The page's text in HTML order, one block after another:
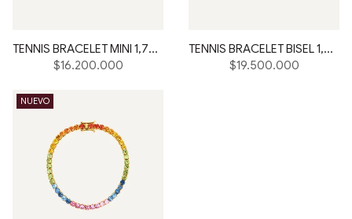
TENNIS BRACELET MINI 1,7MM 18K
Precio
$16.200.000
TENNIS BRACELET BISEL 1,8MM 18K
Precio
$19.500.000
NUEVO